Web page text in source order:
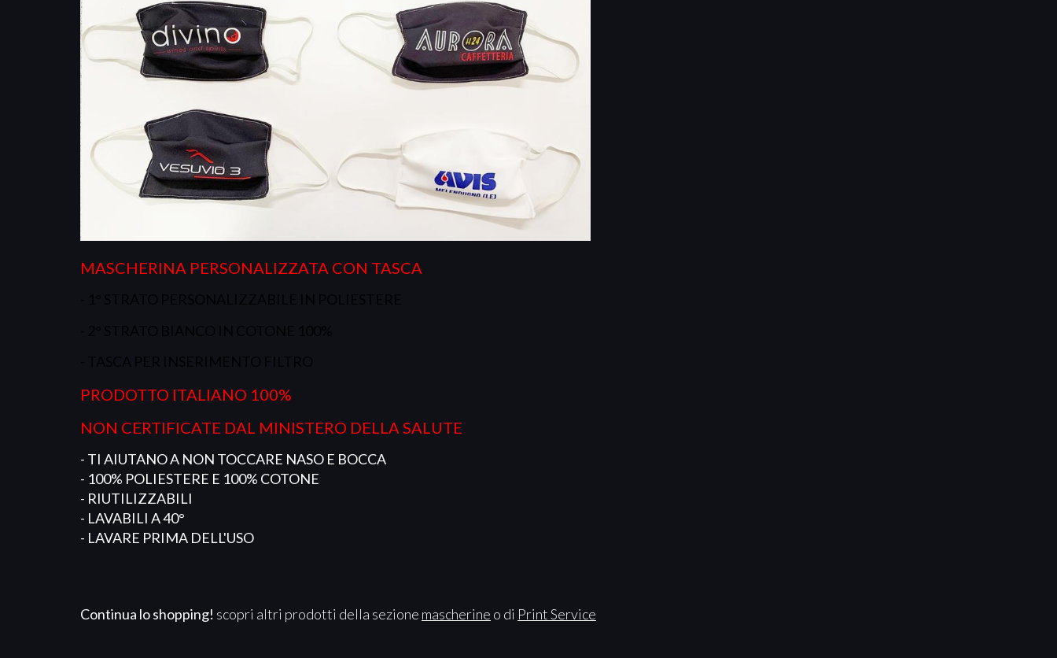
MASCHERINA PERSONALIZZATA CON TASCA
PRODOTTO ITALIANO 100%
NON CERTIFICATE DAL MINISTERO DELLA SALUTE
- TI AIUTANO A NON TOCCARE NASO E BOCCA
- 100% POLIESTERE E 100% COTONE
- RIUTILIZZABILI
- LAVABILI A 40°
- LAVARE PRIMA DELL'USO
Continua lo shopping! scopri altri prodotti della sezione mascherine o di Print Service